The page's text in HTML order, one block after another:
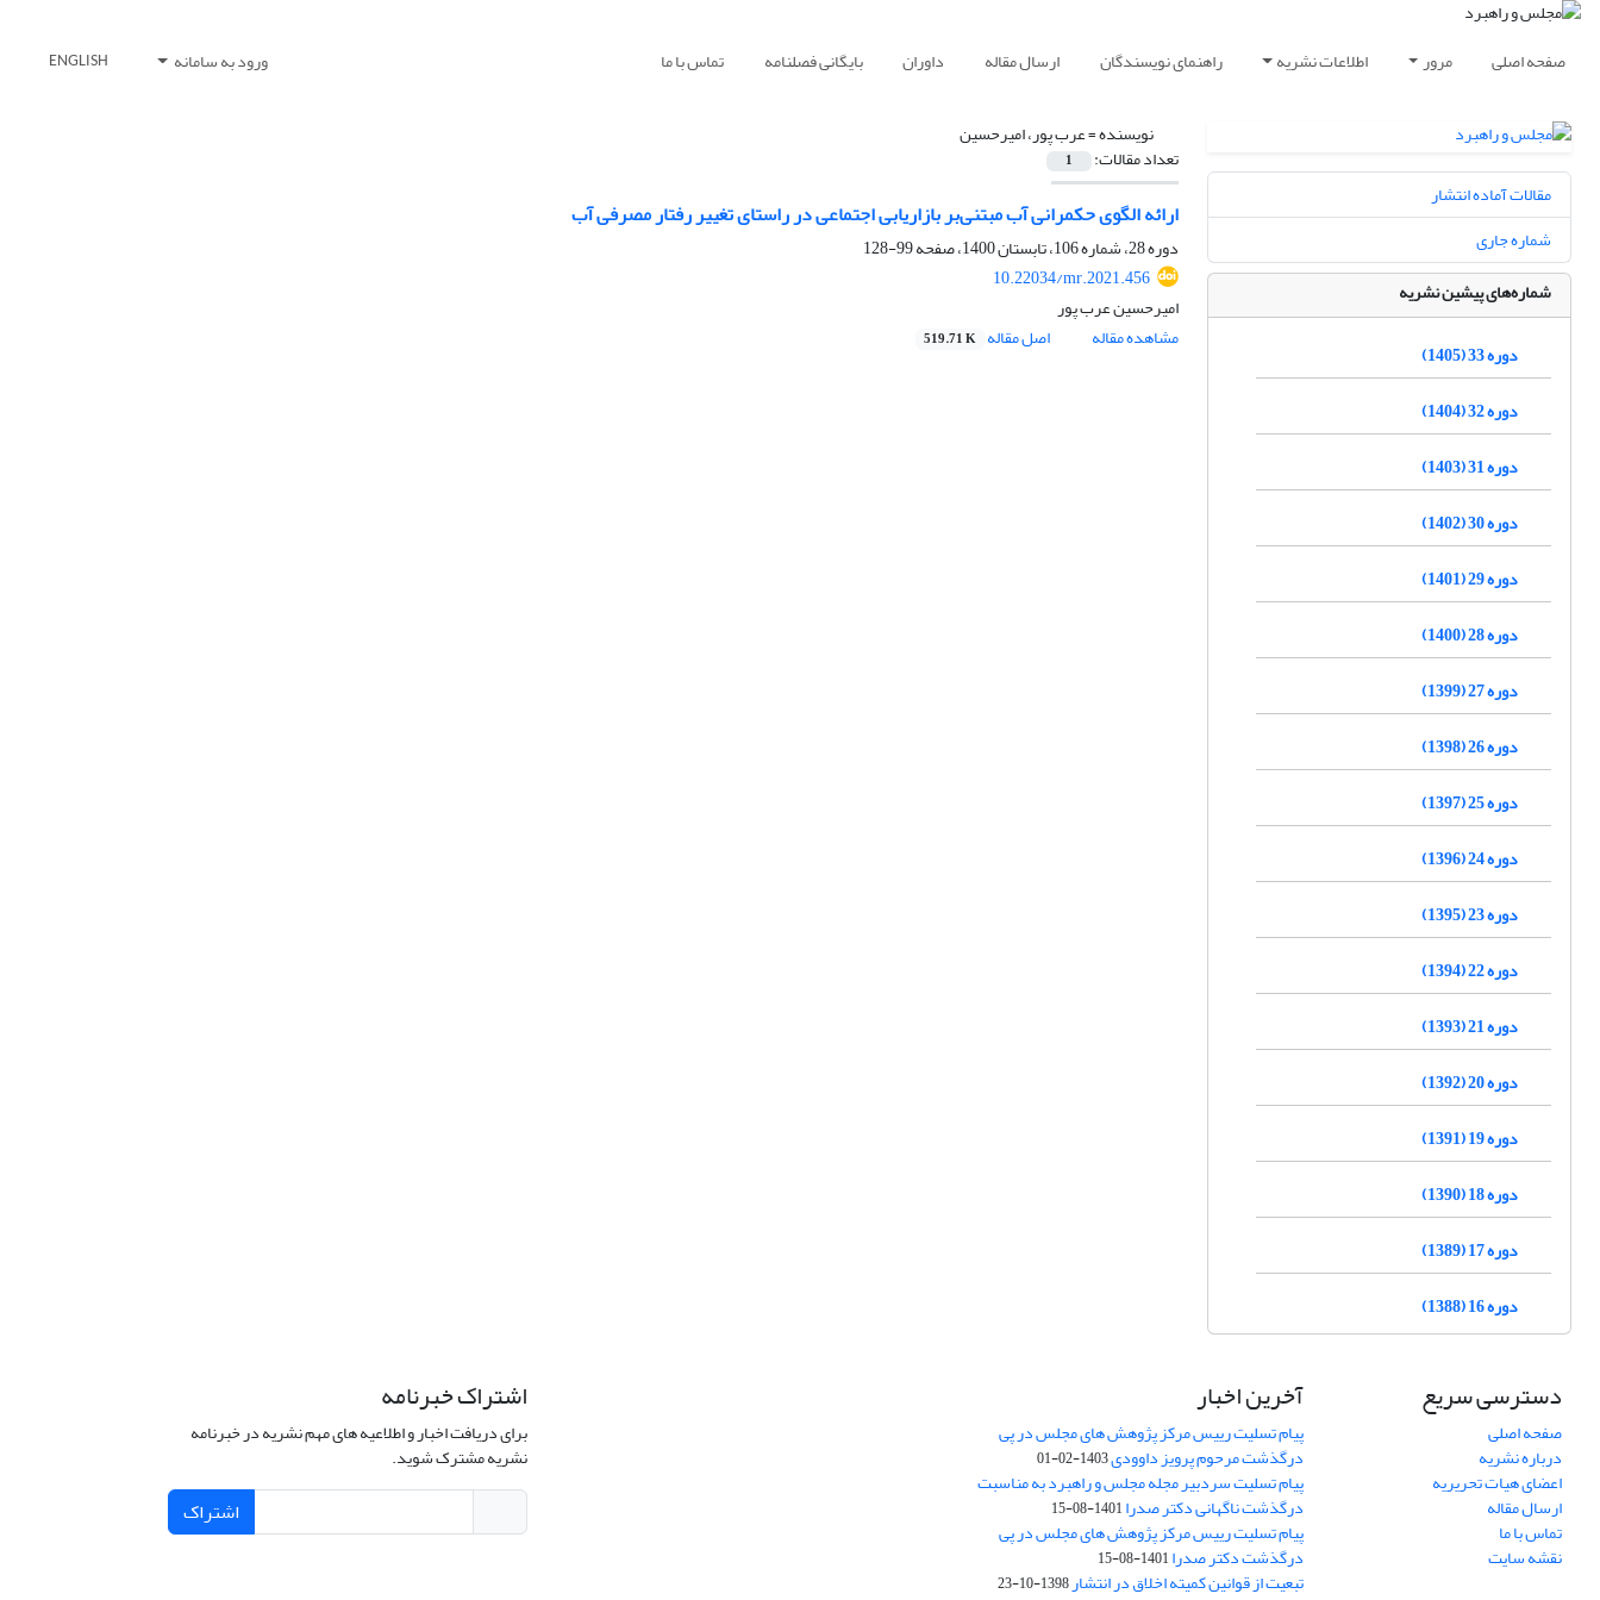
صفحه اصلی مرور اطلاعات نشریه راهنمای نویسندگان ارسال مقاله داوران بایگانی فصلنامه تماس با ما ورود به سامانه ENGLISH
نویسنده =عرب پور، امیرحسین
تعداد مقالات: 1
ارائه الگوی حکمرانی آب مبتنی‌بر بازاریابی اجتماعی در راستای تغییر رفتار مصرفی آب
دوره 28، شماره 106، تابستان 1400، صفحه
99-128
10.22034/mr.2021.456
امیرحسین عرب پور
مشاهده مقاله
اصل مقاله 519.71 K
مقالات آماده انتشار
شماره جاری
شماره‌های پیشین نشریه
دوره 33 (1405)
دوره 32 (1404)
دوره 31 (1403)
دوره 30 (1402)
دوره 29 (1401)
دوره 28 (1400)
دوره 27 (1399)
دوره 26 (1398)
دوره 25 (1397)
دوره 24 (1396)
دوره 23 (1395)
دوره 22 (1394)
دوره 21 (1393)
دوره 20 (1392)
دوره 19 (1391)
دوره 18 (1390)
دوره 17 (1389)
دوره 16 (1388)
دسترسی سریع
صفحه اصلی
درباره نشریه
اعضای هیات تحریریه
ارسال مقاله
تماس با ما
نقشه سایت
آخرین اخبار
پیام تسلیت رییس مرکز پژوهش های مجلس در پی
درگذشت مرحوم پرویز داوودی1403-02-01
پیام تسلیت سردبیر مجله مجلس و راهبرد به مناسبت
درگذشت ناگهانی دکتر صدرا1401-08-15
پیام تسلیت رییس مرکز پژوهش های مجلس در پی
درگذشت دکتر صدرا1401-08-15
تبعیت از قوانین کمیته اخلاق در انتشار1398-10-23
اشتراک خبرنامه
برای دریافت اخبار و اطلاعیه های مهم نشریه در خبرنامه
نشریه مشترک شوید.
اشتراک